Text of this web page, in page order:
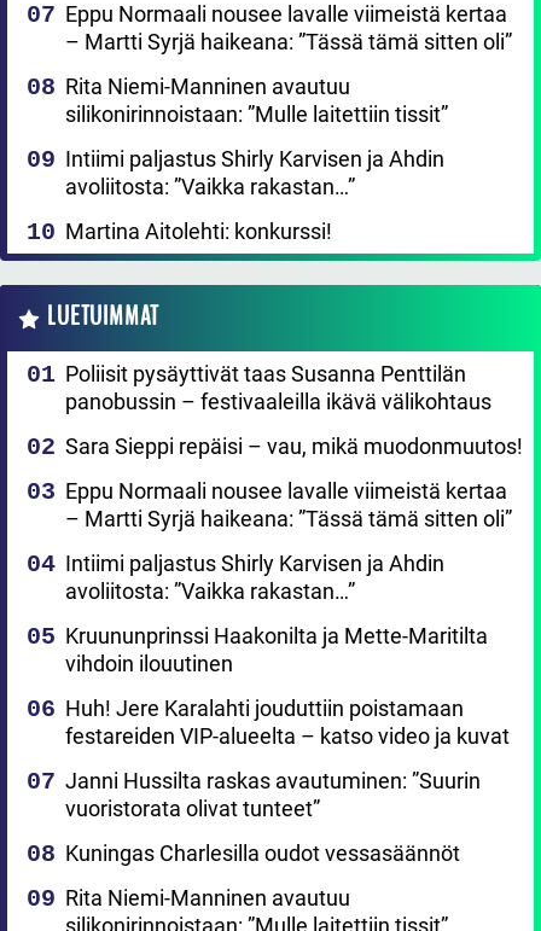
Eppu Normaali nousee lavalle viimeistä kertaa
– Martti Syrjä haikeana: ”Tässä tämä sitten oli”
Rita Niemi-Manninen avautuu
silikonirinnoistaan: ”Mulle laitettiin tissit”
Intiimi paljastus Shirly Karvisen ja Ahdin
avoliitosta: ”Vaikka rakastan…”
Martina Aitolehti: konkurssi!
LUETUIMMAT
Poliisit pysäyttivät taas Susanna Penttilän
panobussin – festivaaleilla ikävä välikohtaus
Sara Sieppi repäisi – vau, mikä muodonmuutos!
Eppu Normaali nousee lavalle viimeistä kertaa
– Martti Syrjä haikeana: ”Tässä tämä sitten oli”
Intiimi paljastus Shirly Karvisen ja Ahdin
avoliitosta: ”Vaikka rakastan…”
Kruununprinssi Haakonilta ja Mette-Maritilta
vihdoin ilouutinen
Huh! Jere Karalahti jouduttiin poistamaan
festareiden VIP-alueelta – katso video ja kuvat
Janni Hussilta raskas avautuminen: ”Suurin
vuoristorata olivat tunteet”
Kuningas Charlesilla oudot vessasäännöt
Rita Niemi-Manninen avautuu